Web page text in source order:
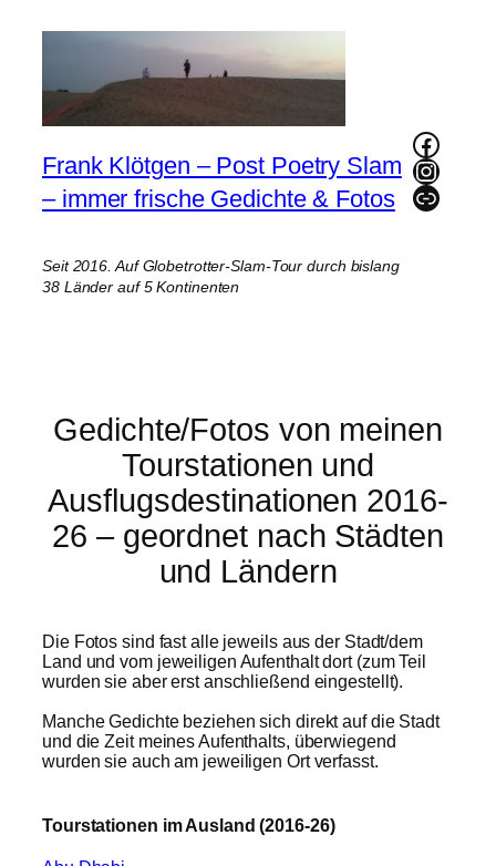
Frank Klötgen – Post Poetry Slam
– immer frische Gedichte & Fotos
Seit 2016. Auf Globetrotter-Slam-Tour durch bislang
38 Länder auf 5 Kontinenten
Link
Gedichte/Fotos von meinen
Tourstationen und
Ausflugsdestinationen 2016-
26 – geordnet nach Städten
und Ländern
Die Fotos sind fast alle jeweils aus der Stadt/dem
Land und vom jeweiligen Aufenthalt dort (zum Teil
wurden sie aber erst anschließend eingestellt).
Manche Gedichte beziehen sich direkt auf die Stadt
und die Zeit meines Aufenthalts, überwiegend
wurden sie auch am jeweiligen Ort verfasst.
Tourstationen im Ausland (2016-26)